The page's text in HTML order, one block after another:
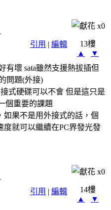
x0
引用 | 編輯
13樓
▲
▼
壞 sata雖然支援熱拔插但
問題(外接)
式硬碟可以不會 但是這只是
個重要的課題
果不是用外接式的話，個
度就可以繼續在PC界發光發
x0
引用 | 編輯
14樓
▲
▼